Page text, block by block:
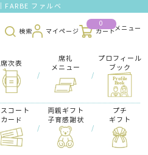
FARBE ファルベ
検索 マイページ
0
カート
席次表
/
席礼
メニュー
/
プロフィール
ブック
コート
カード
/
両親ギフト
子育感謝状
/
プチ
ギフト